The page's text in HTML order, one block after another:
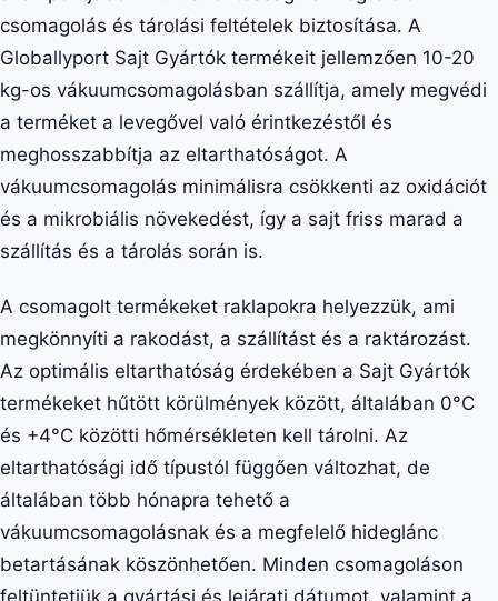
csomagolás és tárolási feltételek biztosítása. A
Globallyport Sajt Gyártók termékeit jellemzően 10-20
kg-os vákuumcsomagolásban szállítja, amely megvédi
a terméket a levegővel való érintkezéstől és
meghosszabbítja az eltarthatóságot. A
vákuumcsomagolás minimálisra csökkenti az oxidációt
és a mikrobiális növekedést, így a sajt friss marad a
szállítás és a tárolás során is.
A csomagolt termékeket raklapokra helyezzük, ami
megkönnyíti a rakodást, a szállítást és a raktározást.
Az optimális eltarthatóság érdekében a Sajt Gyártók
termékeket hűtött körülmények között, általában 0°C
és +4°C közötti hőmérsékleten kell tárolni. Az
eltarthatósági idő típustól függően változhat, de
általában több hónapra tehető a
vákuumcsomagolásnak és a megfelelő hideglánc
betartásának köszönhetően. Minden csomagoláson
feltüntetjük a gyártási és lejárati dátumot, valamint a